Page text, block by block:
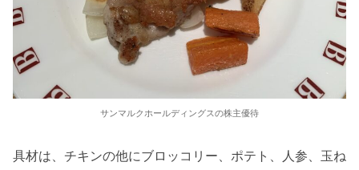
サンマルクホールディングスの株主優待
具材は、チキンの他にブロッコリー、ポテト、人参、玉ね